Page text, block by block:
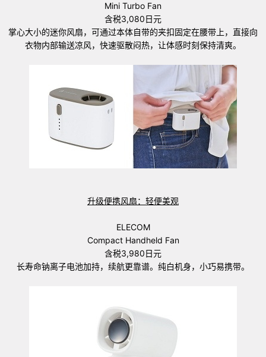
Mini Turbo Fan
含税3,080日元
掌心大小的迷你风扇，可通过本体自带的夹扣固定在腰带上，直接向
衣物内部输送凉风，快速驱散闷热，让体感时刻保持清爽。
升级便携风扇：轻便美观
ELECOM
Compact Handheld Fan
含税3,980日元
长寿命钠离子电池加持，续航更靠谱。纯白机身，小巧易携带。